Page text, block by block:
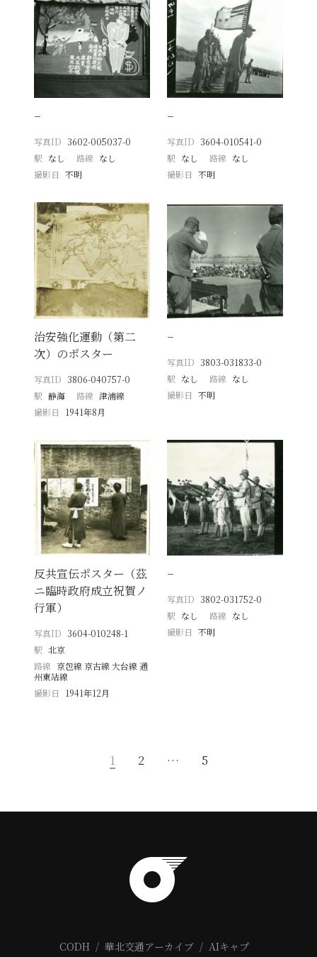
−
写真ID 3602-005037-0
駅 なし 路線 なし
撮影日
不明
−
写真ID 3604-010541-0
駅 なし 路線 なし
撮影日 不明
治安強化運動（第二
次）のポスター
写真ID 3806-040757-0
駅 静海 路線 津浦線
撮影日
1941年8月
−
写真ID 3803-031833-0
駅 なし 路線 なし
撮影日 不明
反共宣伝ポスター（茲
ニ臨時政府成立祝賀ノ
行軍）
写真ID 3604-010248-1
駅 北京
路線 京包線 京古線 大台線 通
州東站線
撮影日
1941年12月
−
写真ID 3802-031752-0
駅 なし 路線 なし
撮影日 不明
1 2 … 5
CODH 華北交通アーカイブ AIキャプ